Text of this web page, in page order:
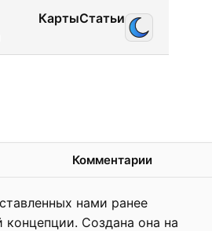
КартыСтатьи
❯
Комментарии
нами ранее
Создана она на